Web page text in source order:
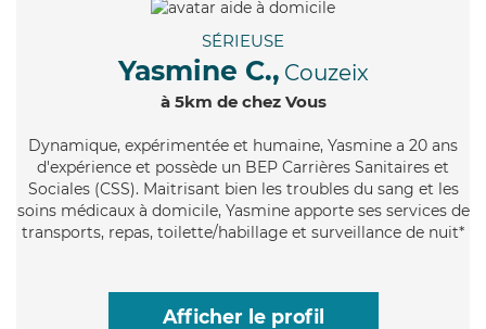
SÉRIEUSE
Yasmine C., Couzeix
à 5km de chez Vous
Dynamique, expérimentée et humaine, Yasmine a 20 ans
d'expérience et possède un BEP Carrières Sanitaires et
Sociales (CSS). Maitrisant bien les troubles du sang et les
soins médicaux à domicile, Yasmine apporte ses services de
transports, repas, toilette/habillage et surveillance de nuit*
Afficher le profil